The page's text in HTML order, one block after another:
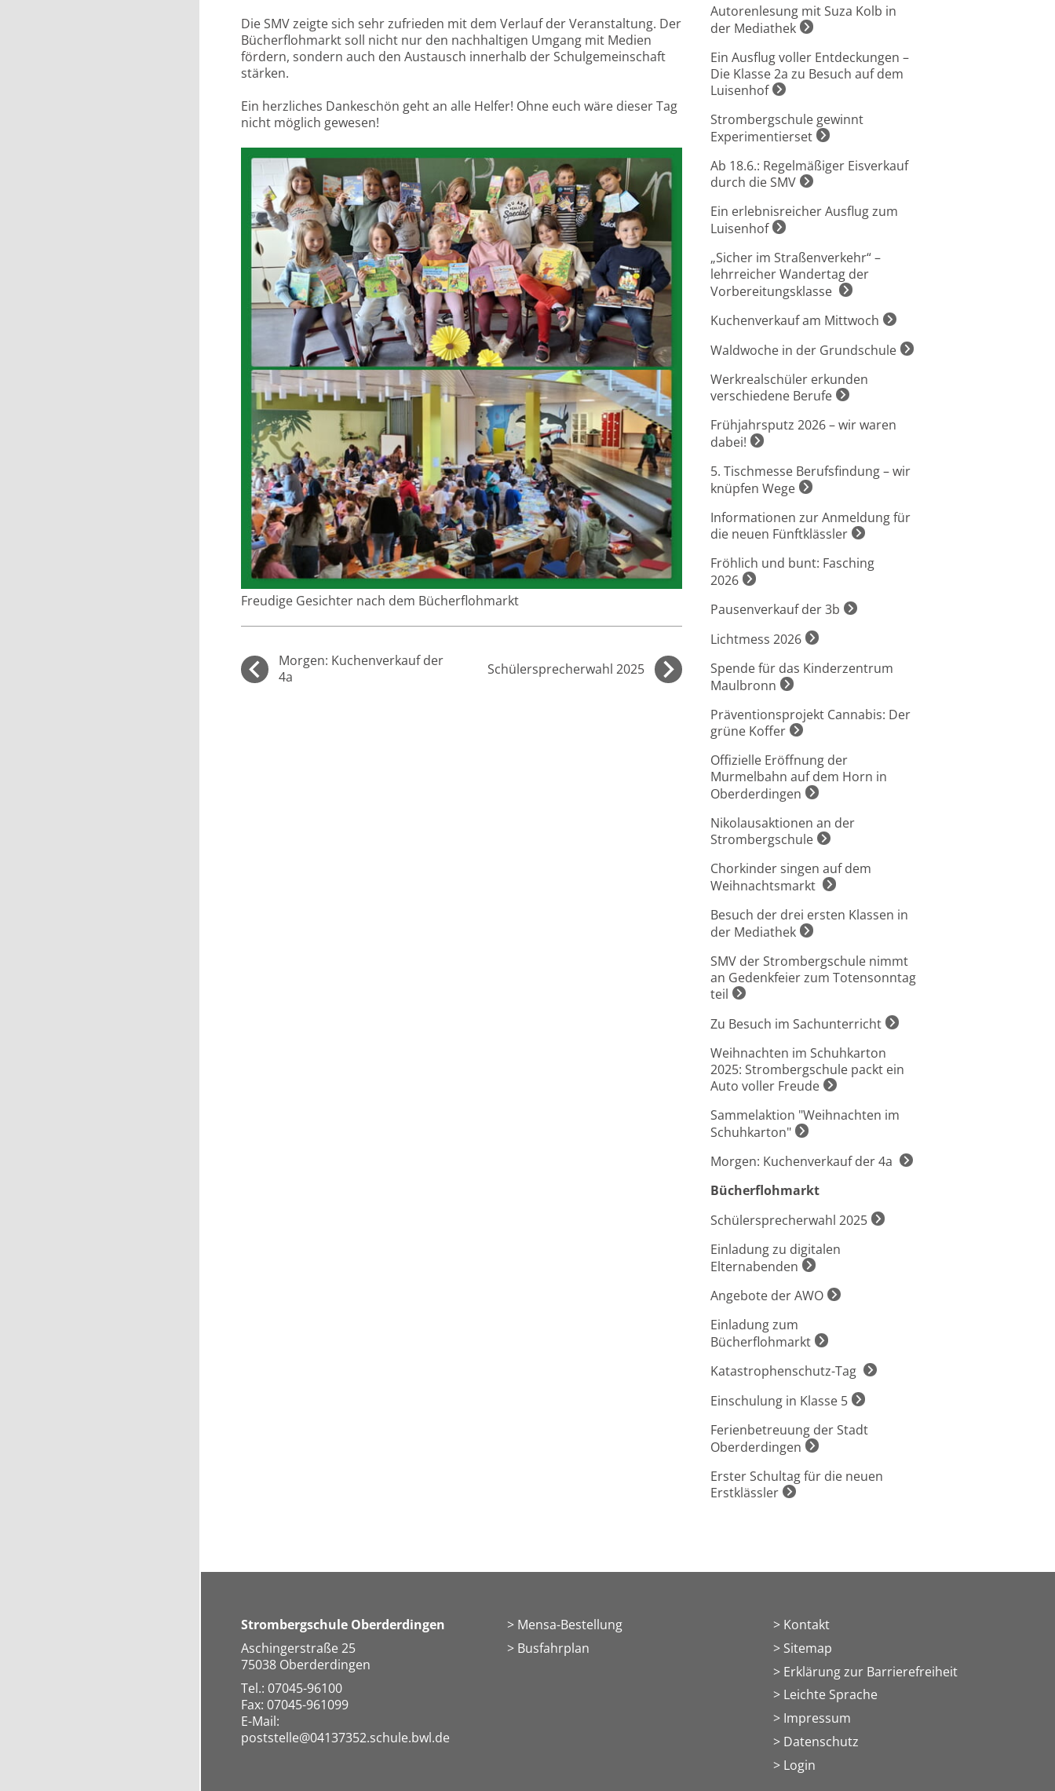
Die SMV zeigte sich sehr zufrieden mit dem Verlauf der Veranstaltung. Der
Bücherflohmarkt soll nicht nur den nachhaltigen Umgang mit Medien
fördern, sondern auch den Austausch innerhalb der Schulgemeinschaft
stärken.
Ein herzliches Dankeschön geht an alle Helfer! Ohne euch wäre dieser Tag
nicht möglich gewesen!
Freudige Gesichter nach dem Bücherflohmarkt
Morgen: Kuchenverkauf der
4a
Schülersprecherwahl 2025
Autorenlesung mit Suza Kolb in
der Mediathek
Ein Ausflug voller Entdeckungen –
Die Klasse 2a zu Besuch auf dem
Luisenhof
Strombergschule gewinnt
Experimentierset
Ab 18.6.: Regelmäßiger Eisverkauf
durch die SMV
Ein erlebnisreicher Ausflug zum
Luisenhof
„Sicher im Straßenverkehr“ –
lehrreicher Wandertag der
Vorbereitungsklasse
Kuchenverkauf am Mittwoch
Waldwoche in der Grundschule
Werkrealschüler erkunden
verschiedene Berufe
Frühjahrsputz 2026 – wir waren
dabei!
5. Tischmesse Berufsfindung – wir
knüpfen Wege
Informationen zur Anmeldung für
die neuen Fünftklässler
Fröhlich und bunt: Fasching
2026
Pausenverkauf der 3b
Lichtmess 2026
Spende für das Kinderzentrum
Maulbronn
Präventionsprojekt Cannabis: Der
grüne Koffer
Offizielle Eröffnung der
Murmelbahn auf dem Horn in
Oberderdingen
Nikolausaktionen an der
Strombergschule
Chorkinder singen auf dem
Weihnachtsmarkt
Besuch der drei ersten Klassen in
der Mediathek
SMV der Strombergschule nimmt
an Gedenkfeier zum Totensonntag
teil
Zu Besuch im Sachunterricht
Weihnachten im Schuhkarton
2025: Strombergschule packt ein
Auto voller Freude
Sammelaktion "Weihnachten im
Schuhkarton"
Morgen: Kuchenverkauf der 4a
Bücherflohmarkt
Schülersprecherwahl 2025
Einladung zu digitalen
Elternabenden
Angebote der AWO
Einladung zum
Bücherflohmarkt
Katastrophenschutz-Tag
Einschulung in Klasse 5
Ferienbetreuung der Stadt
Oberderdingen
Erster Schultag für die neuen
Erstklässler
Strombergschule Oberderdingen
Aschingerstraße 25
75038 Oberderdingen
Tel.: 07045-96100
Fax: 07045-961099
E-Mail:
poststelle@04137352.schule.bwl.de
Mensa-Bestellung
Busfahrplan
Kontakt
Sitemap
Erklärung zur Barrierefreiheit
Leichte Sprache
Impressum
Datenschutz
> Login